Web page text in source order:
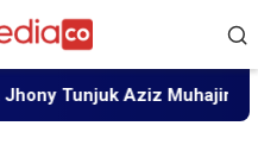
Aziz Muhajir dan Chairul